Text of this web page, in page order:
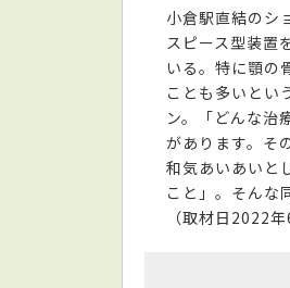
小倉駅直結のシ
スピース型装置
いる。特に顎の
ことも多いとい
ン。「どんな治
があります。そ
和気あいあいと
こと」。そんな
（取材日2022年